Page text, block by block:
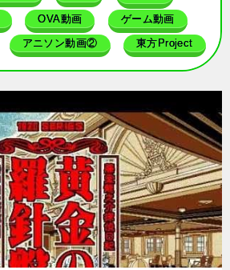
OVA動画 ゲーム動画
アニソン動画② 東方Project